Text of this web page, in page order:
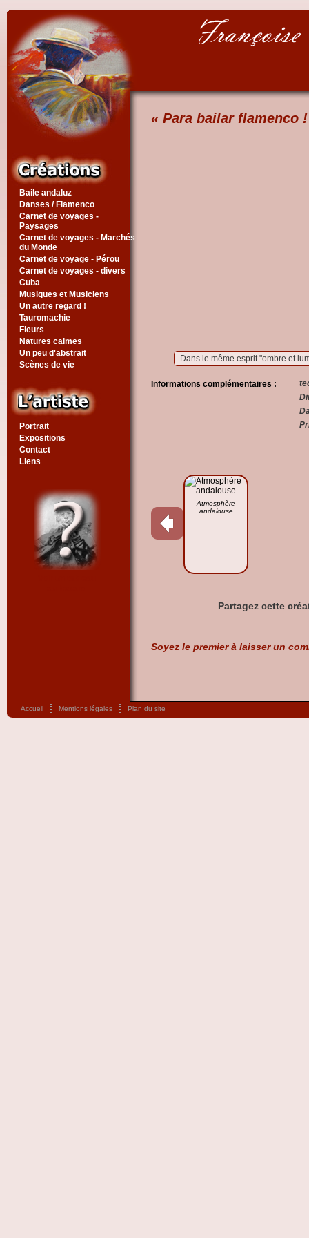
Baile andaluz
Danses / Flamenco
Carnet de voyages -
Paysages
Carnet de voyages - Marchés
du Monde
Carnet de voyage - Pérou
Carnet de voyages - divers
Cuba
Musiques et Musiciens
Un autre regard !
Tauromachie
Fleurs
Natures calmes
Un peu d'abstrait
Scènes de vie
Portrait
Expositions
Contact
Liens
« Para bailar flamenco
Dans le même esprit "ombre et
Informations complémentaires :
Atmosphère
andalouse
Partagez cette
Soyez le premier à laisser un
Accueil Mentions légales Plan du site